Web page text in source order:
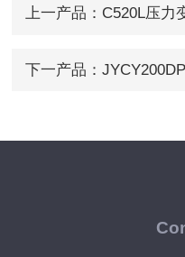
上一产品： C520L压力
下一产品：